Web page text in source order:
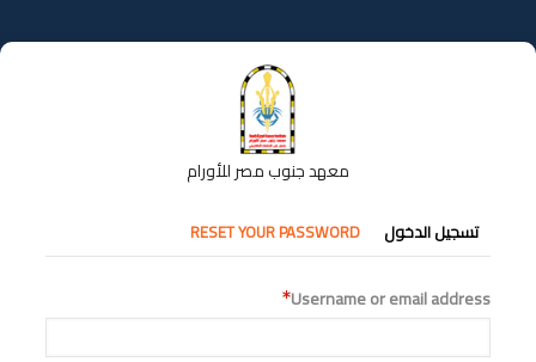
إلى
المحتوى
معهد جنوب مصر للأورام
التبويبات
الأساسية
تسجيل الدخول RESET YOUR PASSWORD
Username or email address